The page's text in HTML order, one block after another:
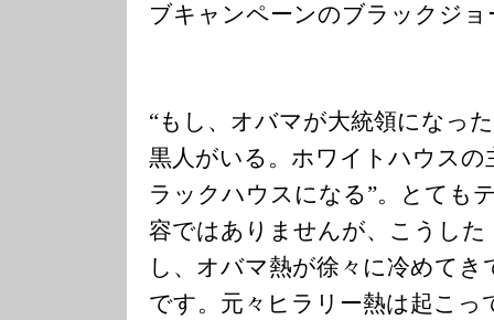
ブキャンペーンのブラックジ
“もし、オバマが大統領になっ
黒人がいる。ホワイトハウス
ラックハウスになる”。とても
容ではありませんが、こうした
し、オバマ熱が徐々に冷めて
です。元々ヒラリー熱は起こ